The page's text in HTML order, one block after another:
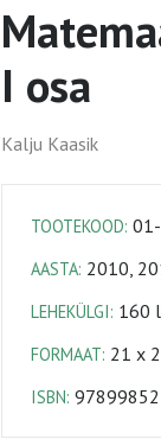
I osa
Kalju Kaasik
TOOTEKOOD:
AASTA: 2010,
LEHEKÜLGI: 160
FORMAAT: 21 x
ISBN: